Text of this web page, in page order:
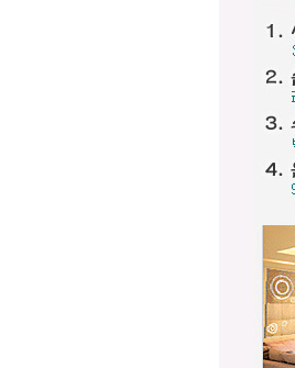
예
아
도
토와
인
차이
고
들
을
하시
전문
리어
하우